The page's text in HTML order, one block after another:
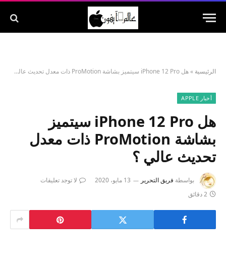
الرئيسية »هل iPhone 12 Pro سيتميز بشاشة ProMotion ذات معدل تحديث عالي ؟
أخبار APPLE
هل iPhone 12 Pro سيتميز
بشاشة ProMotion ذات معدل
تحديث عالي ؟
بواسطة فريق التحرير 13 مايو، 2020
لا توجد تعليقات
2 دقائق